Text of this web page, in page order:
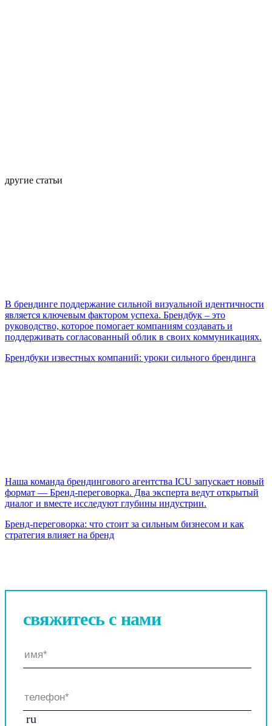
ru
другие статьи
В брендинге поддержание сильной визуальной идентичности
является ключевым фактором успеха. Брендбук – это
руководство, которое помогает компаниям создавать и
поддерживать согласованный облик в своих коммуникациях.
Брендбуки известных компаний: уроки сильного брендинга
Наша команда брендингового агентства ICU запускает новый
формат — Бренд-переговорка. Два эксперта ведут открытый
диалог и вместе исследуют глубины индустрии.
Бренд-переговорка: что стоит за сильным бизнесом и как
стратегия влияет на бренд
свяжитесь с нами